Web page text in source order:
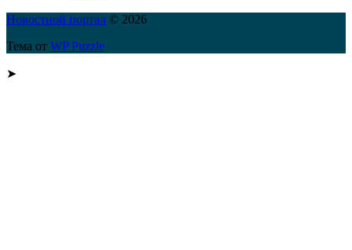
Новостной портал © 2026
Тема от WP Puzzle
➤